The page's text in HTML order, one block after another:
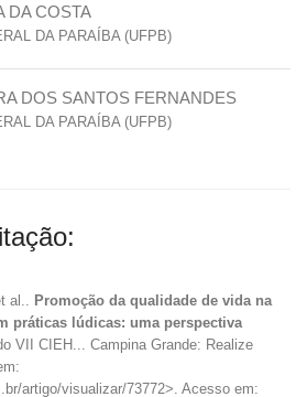
DA COSTA
DA PARAÍBA (UFPB)
DOS SANTOS FERNANDES
DA PARAÍBA (UFPB)
al.. Promoção da qualidade de vida na
práticas lúdicas: uma perspectiva
VII CIEH... Campina Grande: Realize
artigo/visualizar/73772>. Acesso em: